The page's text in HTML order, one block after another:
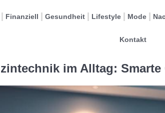
Finanziell Gesundheit Lifestyle Mode
Kontakt
im Alltag: